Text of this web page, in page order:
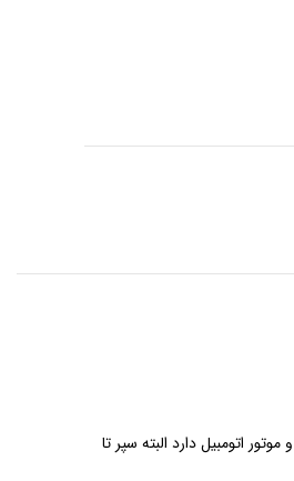
اتومبیل دارد البته سپر تا